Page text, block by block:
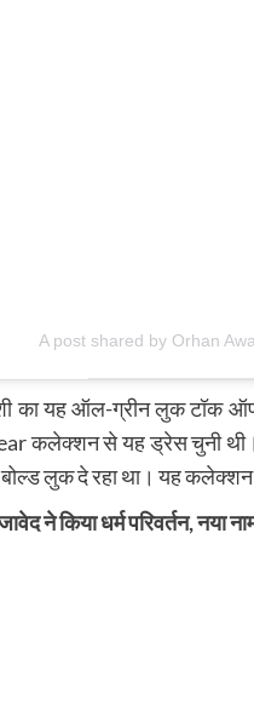
A post shared by Orhan
का यह ऑल-ग्रीन लुक टॉक
कलेक्शन से यह ड्रेस चुनी
लुक दे रहा था। यह कलेक्शन
ने किया धर्म परिवर्तन, नया